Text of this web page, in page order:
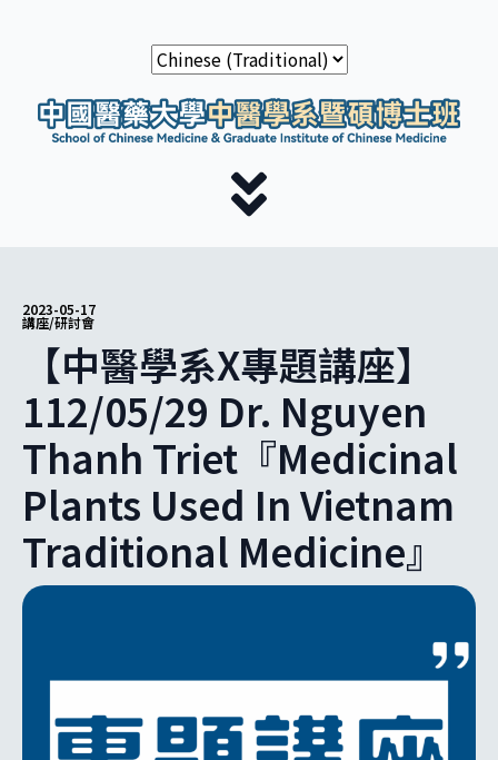
2023-05-17
講座/研討會
【中醫學系X專題講座】
112/05/29 Dr. Nguyen
Thanh Triet『Medicinal
Plants Used In Vietnam
Traditional Medicine』